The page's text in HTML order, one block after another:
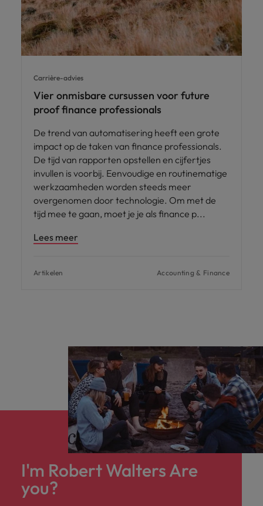
Carrière-advies
Vier onmisbare cursussen voor future
proof finance professionals
De trend van automatisering heeft een grote
impact op de taken van finance professionals.
De tijd van rapporten opstellen en cijfertjes
invullen is voorbij. Eenvoudige en routinematige
werkzaamheden worden steeds meer
overgenomen door technologie. Om met de
tijd mee te gaan, moet je je als finance p
Lees meer
Artikelen Accounting & Finance
I'm Robert Walters Are
you?